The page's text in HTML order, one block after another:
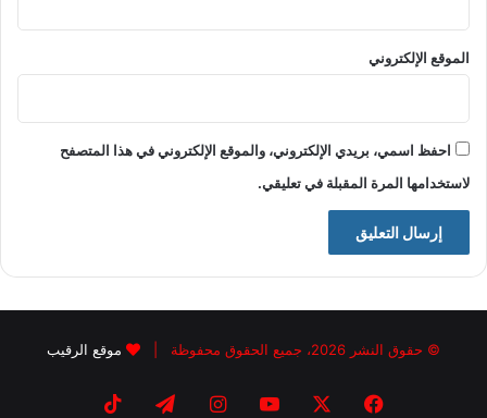
الموقع الإلكتروني
احفظ اسمي، بريدي الإلكتروني، والموقع الإلكتروني في هذا المتصفح
لاستخدامها المرة المقبلة في تعليقي.
© حقوق النشر 2026، جميع الحقوق محفوظة | موقع الرقيب
فيسبوك يوتيوبانستقرامتيلقرام